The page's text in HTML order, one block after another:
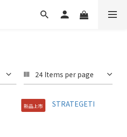
24 Items per page
新品上市